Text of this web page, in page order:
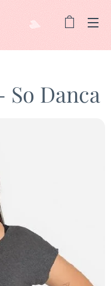
So Danca